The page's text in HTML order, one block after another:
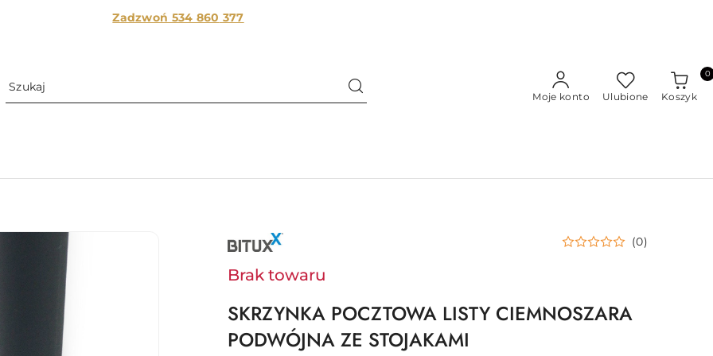
Zadzwoń 534 860 377
Moje konto Ulubione Koszyk
0
NAZWA
PRODUCENTA: (0)
Brak towaru
SKRZYNKA POCZTOWA LISTY CIEMNOSZARA
PODWÓJNA ZE STOJAKAMI